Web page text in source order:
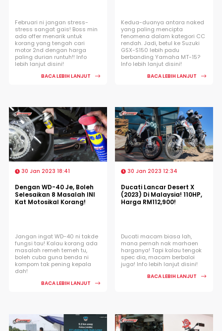
Februari ni jangan stress-
stress sangat gais! Boss min
ada offer menarik untuk
korang yang tengah cari
motor 2nd dengan harga
paling durian runtuh!! Info
lebih lanjut disini!
BACA LEBIH LANJUT
Kedua-duanya antara naked
yang paling mencipta
fenomena dalam kategori CC
rendah. Jadi, betul ke Suzuki
GSX-S150 lebih padu
berbanding Yamaha MT-15?
Info lebih lanjut disini!
BACA LEBIH LANJUT
30 Jan 2023 18:41
Dengan WD-40 Je, Boleh
Selesaikan 8 Masalah INI
Kat Motosikal Korang!
Jangan ingat WD-40 ni takde
fungsi tau! Kalau korang ada
masalah remeh temeh tu,
boleh cuba guna benda ni
kompom tak pening kepala
dah!
BACA LEBIH LANJUT
30 Jan 2023 12:34
Ducati Lancar Desert X
(2023) Di Malaysia! 110HP,
Harga RM112,900!
Ducati macam biasa lah,
mana pernah nak marhaen
harganya! Tapi kalau tengok
spec dia, macam berbaloi
juga! Info lebih lanjut disini!
BACA LEBIH LANJUT